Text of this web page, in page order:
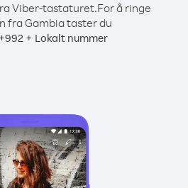
Viber-tastaturet.For å ringe
fra Gambia taster du
+992+ Lokalt nummer